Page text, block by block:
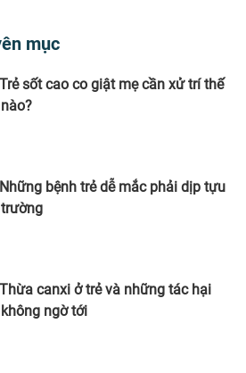
mục
Trẻ sốt cao co giật mẹ cần xử trí thế
nào?
Những bệnh trẻ dễ mắc phải dịp tựu
trường
Thừa canxi ở trẻ và những tác hại
không ngờ tới